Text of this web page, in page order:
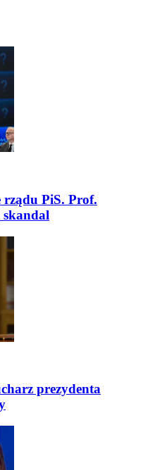
PiS. Prof.
skandal
prezydenta